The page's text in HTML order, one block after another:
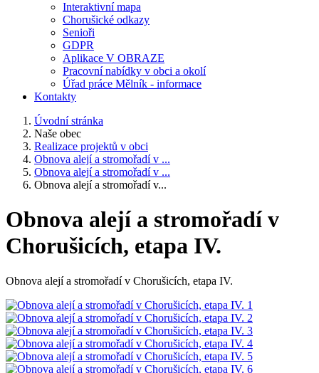
Interaktivní mapa
Chorušické odkazy
Senioři
GDPR
Aplikace V OBRAZE
Pracovní nabídky v obci a okolí
Úřad práce Mělník - informace
Kontakty
Úvodní stránka
Naše obec
Realizace projektů v obci
Obnova alejí a stromořadí v ...
Obnova alejí a stromořadí v ...
Obnova alejí a stromořadí v...
Obnova alejí a stromořadí v
Chorušicích, etapa IV.
Obnova alejí a stromořadí v Chorušicích, etapa IV.